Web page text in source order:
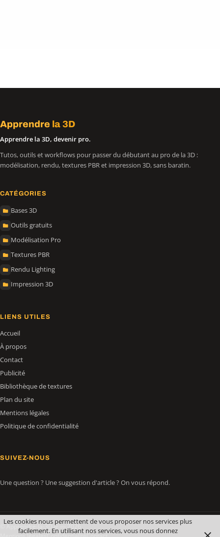
Apprendre la 3D
Apprendre la 3D, devenir pro.
Tutos, outils et workflows pour passer du débutant au pro de la 3D :
modélisation, rendu, textures PBR et impression 3D, sans baratin.
CATÉGORIES
Bases 3D
Outils gratuits
Modélisation Pro
Textures PBR
Rendu Lighting
Impression 3D
LIENS UTILES
Accueil
À propos
Contact
Publicité
Bibliothèque de textures
Plan du site
Mentions légales
Politique de confidentialité
SUIVEZ-NOUS
Une question ? Une suggestion d'article ? On vous répond.
© Apprendre-la-3D.fr — 2026
Les cookies nous permettent de vous proposer nos services plus
facilement. En utilisant nos services, vous nous donnez